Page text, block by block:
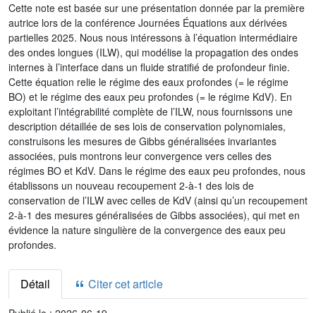
Cette note est basée sur une présentation donnée par la première
autrice lors de la conférence Journées Équations aux dérivées
partielles 2025. Nous nous intéressons à l’équation intermédiaire
des ondes longues (ILW), qui modélise la propagation des ondes
internes à l’interface dans un fluide stratifié de profondeur finie.
Cette équation relie le régime des eaux profondes (= le régime
BO) et le régime des eaux peu profondes (= le régime KdV). En
exploitant l’intégrabilité complète de l’ILW, nous fournissons une
description détaillée de ses lois de conservation polynomiales,
construisons les mesures de Gibbs généralisées invariantes
associées, puis montrons leur convergence vers celles des
régimes BO et KdV. Dans le régime des eaux peu profondes, nous
établissons un nouveau recoupement 2-à-1 des lois de
conservation de l’ILW avec celles de KdV (ainsi qu’un recoupement
2-à-1 des mesures généralisées de Gibbs associées), qui met en
évidence la nature singulière de la convergence des eaux peu
profondes.
Détail Citer cet article